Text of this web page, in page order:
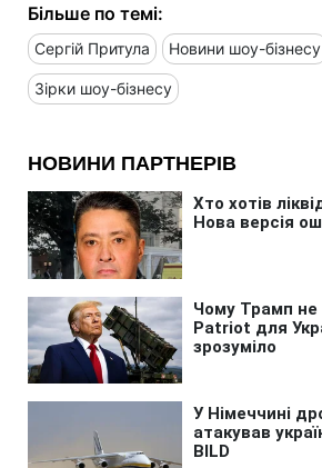
Більше по темі:
Сергій Притула Новини шоу-бізнесу
Зірки шоу-бізнесу